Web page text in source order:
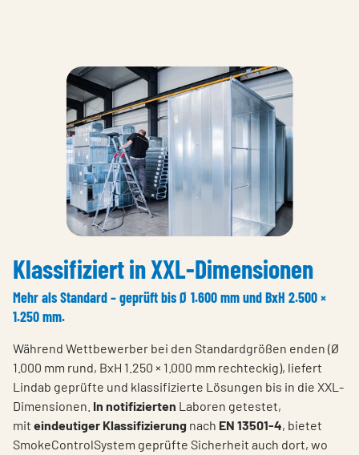
Klassifiziert in XXL-Dimensionen
Mehr als Standard – geprüft bis Ø 1.600 mm und BxH 2.500 ×
1.250 mm.
Während Wettbewerber bei den Standardgrößen enden (Ø
1.000 mm rund, BxH 1.250 × 1.000 mm rechteckig), liefert
Lindab geprüfte und klassifizierte Lösungen bis in die XXL-
Dimensionen. In notifizierten Laboren getestet,
mit eindeutiger Klassifizierung nach EN 13501-4, bietet
SmokeControlSystem geprüfte Sicherheit auch dort, wo